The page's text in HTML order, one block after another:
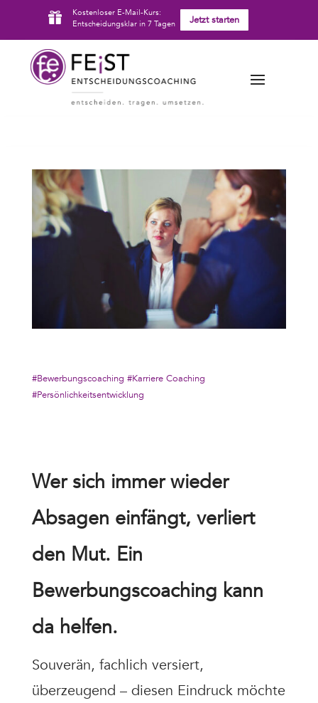

Kostenloser E-Mail-Kurs:
Entscheidungsklar in 7 Tagen
Jetzt starten
#Bewerbungscoaching #Karriere Coaching
#Persönlichkeitsentwicklung
Wer sich immer wieder
Absagen einfängt, verliert
den Mut. Ein
Bewerbungscoaching kann
da helfen.
Souverän, fachlich versiert,
überzeugend – diesen Eindruck möchte